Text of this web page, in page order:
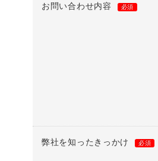
お問い合わせ内容 必須
弊社を知ったきっかけ 必須